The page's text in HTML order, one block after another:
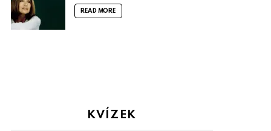
READ MORE
KVÍZEK